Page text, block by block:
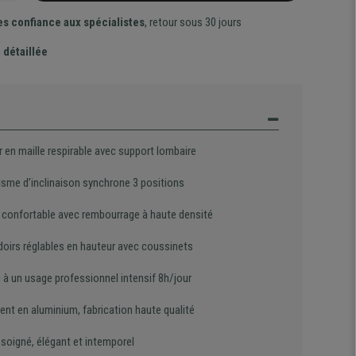
confiance aux spécialistes, retour sous 30 jours
détaillée
en maille respirable avec support lombaire
d’inclinaison synchrone 3 positions
avec rembourrage à haute densité
réglables en hauteur avec coussinets
à un usage professionnel intensif 8h/jour
en aluminium, fabrication haute qualité
élégant et intemporel